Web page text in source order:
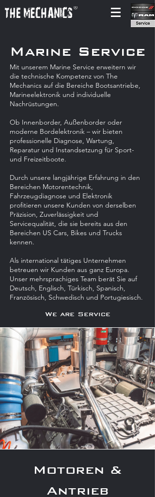
Marine Service
Mit unserem Marine Service erweitern wir
die technische Kompetenz von The
Mechanics auf die Bereiche Bootsantriebe,
Marineelektronik und individuelle
Nachrüstungen.
Ob Innenborder, Außenborder oder
moderne Bordelektronik – wir bieten
professionelle Diagnose, Wartung,
Reparatur und Instandsetzung für Sport-
und Freizeitboote.
Durch unsere langjährige Erfahrung in den
Bereichen Motorentechnik,
Fahrzeugdiagnose und Elektronik
profitieren unsere Kunden von derselben
Präzision, Zuverlässigkeit und
Servicequalität, die sie bereits aus den
Bereichen US Cars, Bikes und Trucks
kennen.
Als international tätiges Unternehmen
betreuen wir Kunden aus ganz Europa.
Unser mehrsprachiges Team berät Sie auf
Deutsch, Englisch, Türkisch, Spanisch,
Französisch, Schwedisch und Portugiesisch.
We are Service
Motoren &
Antrieb